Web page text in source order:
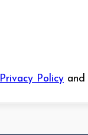
Privacy Policy and